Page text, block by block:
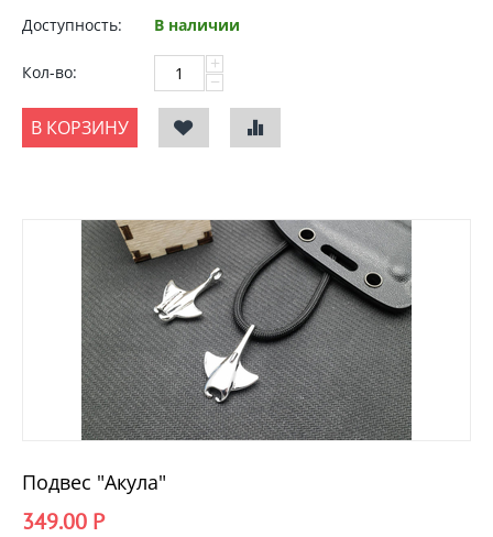
Доступность:
В наличии
Кол-во: +
−
В КОРЗИНУ
Подвес "Акула"
349.00 Р